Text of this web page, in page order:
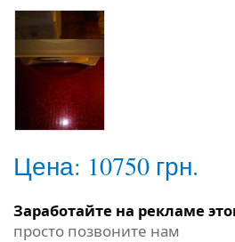
Цена: 10750 грн.
Заработайте на рекламе
просто позвоните нам